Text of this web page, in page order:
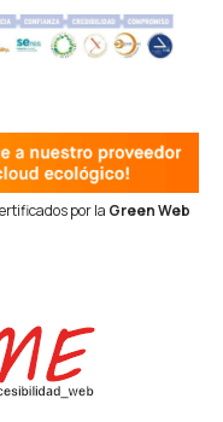
por la Green Web